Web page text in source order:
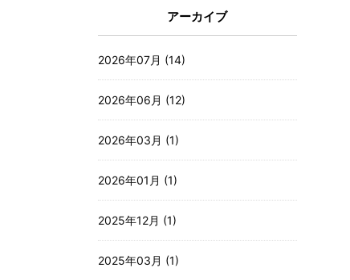
アーカイブ
2026年07月 (14)
2026年06月 (12)
2026年03月 (1)
2026年01月 (1)
2025年12月 (1)
2025年03月 (1)